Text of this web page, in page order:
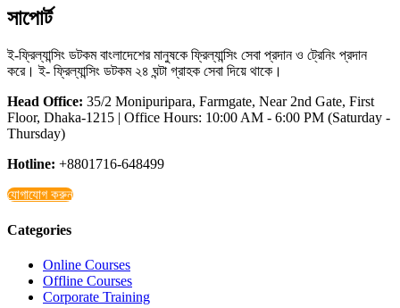
সাপোর্ট
ই-ফ্রিল্যান্সিং ডটকম বাংলাদেশের মানুষকে ফ্রিল্যান্সিং সেবা প্রদান ও ট্রেনিং প্রদান
করে। ই- ফ্রিল্যান্সিং ডটকম ২৪ ঘন্টা গ্রাহক সেবা দিয়ে থাকে।
Head Office: 35/2 Monipuripara, Farmgate, Near 2nd Gate, First
Floor, Dhaka-1215 | Office Hours: 10:00 AM - 6:00 PM (Saturday -
Thursday)
Hotline: +8801716-648499
যোগাযোগ করুন
Categories
Online Courses
Offline Courses
Corporate Training